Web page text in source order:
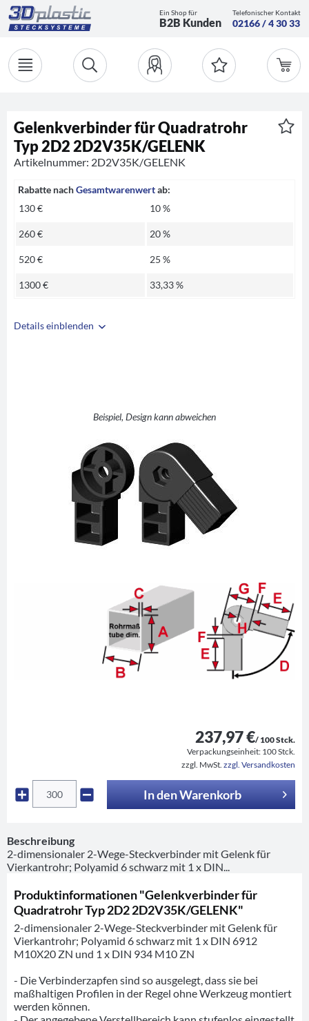
Ein Shop für
B2B Kunden
Telefonischer Kontakt
02166 / 4 30 33
Details einblenden
Beispiel, Design kann abweichen
Gelenkverbinder für Quadratrohr
Typ 2D2 2D2V35K/GELENK
Artikelnummer: 2D2V35K/GELENK
Rabatte nachGesamtwarenwertab:
130 €
10 %
260 € 20 %
520 € 25 %
1300 € 33,33 %
237,97 €/ 100 Stck.
Verpackungseinheit: 100 Stck.
zzgl. MwSt. zzgl. Versandkosten
In denWarenkorb
Beschreibung
2-dimensionaler 2-Wege-Steckverbinder mit Gelenk für
Vierkantrohr; Polyamid 6 schwarz mit 1 x DIN...
Produktinformationen "Gelenkverbinder für
Quadratrohr Typ 2D2 2D2V35K/GELENK"
2-dimensionaler 2-Wege-Steckverbinder mit Gelenk für
Vierkantrohr; Polyamid 6 schwarz mit 1 x DIN 6912
M10X20 ZN und 1 x DIN 934 M10 ZN
- Die Verbinderzapfen sind so ausgelegt, dass sie bei
maßhaltigen Profilen in der Regel ohne Werkzeug montiert
werden können.